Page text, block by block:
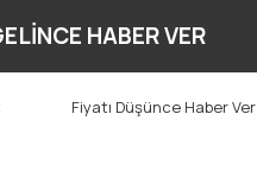
HABER VER
Fiyatı Düşünce Haber Ver